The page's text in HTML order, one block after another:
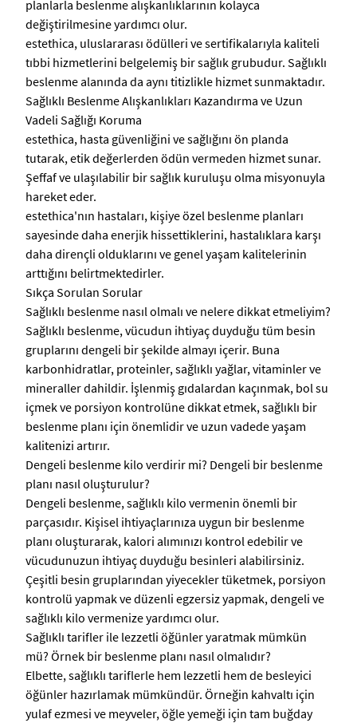
planlarla beslenme alışkanlıklarının kolayca
değiştirilmesine yardımcı olur.
estethica, uluslararası ödülleri ve sertifikalarıyla kaliteli
tıbbi hizmetlerini belgelemiş bir sağlık grubudur. Sağlıklı
beslenme alanında da aynı titizlikle hizmet sunmaktadır.
Sağlıklı Beslenme Alışkanlıkları Kazandırma ve Uzun
Vadeli Sağlığı Koruma
estethica, hasta güvenliğini ve sağlığını ön planda
tutarak, etik değerlerden ödün vermeden hizmet sunar.
Şeffaf ve ulaşılabilir bir sağlık kuruluşu olma misyonuyla
hareket eder.
estethica'nın hastaları, kişiye özel beslenme planları
sayesinde daha enerjik hissettiklerini, hastalıklara karşı
daha dirençli olduklarını ve genel yaşam kalitelerinin
arttığını belirtmektedirler.
Sıkça Sorulan Sorular
Sağlıklı beslenme nasıl olmalı ve nelere dikkat etmeliyim?
Sağlıklı beslenme, vücudun ihtiyaç duyduğu tüm besin
gruplarını dengeli bir şekilde almayı içerir. Buna
karbonhidratlar, proteinler, sağlıklı yağlar, vitaminler ve
mineraller dahildir. İşlenmiş gıdalardan kaçınmak, bol su
içmek ve porsiyon kontrolüne dikkat etmek, sağlıklı bir
beslenme planı için önemlidir ve uzun vadede yaşam
kalitenizi artırır.
Dengeli beslenme kilo verdirir mi? Dengeli bir beslenme
planı nasıl oluşturulur?
Dengeli beslenme, sağlıklı kilo vermenin önemli bir
parçasıdır. Kişisel ihtiyaçlarınıza uygun bir beslenme
planı oluşturarak, kalori alımınızı kontrol edebilir ve
vücudunuzun ihtiyaç duyduğu besinleri alabilirsiniz.
Çeşitli besin gruplarından yiyecekler tüketmek, porsiyon
kontrolü yapmak ve düzenli egzersiz yapmak, dengeli ve
sağlıklı kilo vermenize yardımcı olur.
Sağlıklı tarifler ile lezzetli öğünler yaratmak mümkün
mü? Örnek bir beslenme planı nasıl olmalıdır?
Elbette, sağlıklı tariflerle hem lezzetli hem de besleyici
öğünler hazırlamak mümkündür. Örneğin kahvaltı için
yulaf ezmesi ve meyveler, öğle yemeği için tam buğday